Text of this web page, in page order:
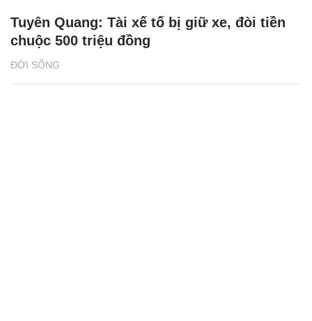
ĐỜI SỐNG
Tuyên Quang: Tài xế tố bị giữ xe, đòi tiền
chuộc 500 triệu đồng